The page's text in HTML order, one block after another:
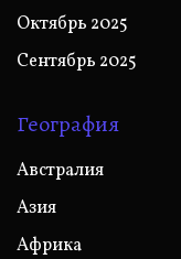
Октябрь 2025
Сентябрь 2025
География
Австралия
Азия
Африка